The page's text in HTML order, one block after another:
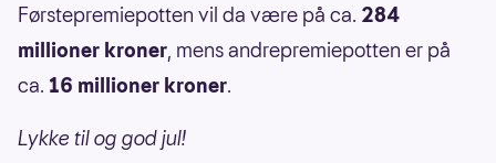
Førstepremiepotten vil da være på ca. 284
millioner kroner, mens andrepremiepotten er på
ca. 16 millioner kroner.
Lykke til og god jul!